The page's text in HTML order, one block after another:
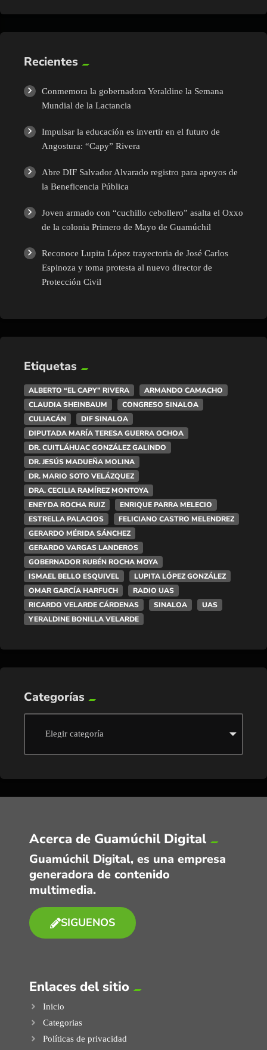
Recientes
Conmemora la gobernadora Yeraldine la Semana
Mundial de la Lactancia
Impulsar la educación es invertir en el futuro de
Angostura: “Capy” Rivera
Abre DIF Salvador Alvarado registro para apoyos de
la Beneficencia Pública
Joven armado con “cuchillo cebollero” asalta el Oxxo
de la colonia Primero de Mayo de Guamúchil
Reconoce Lupita López trayectoria de José Carlos
Espinoza y toma protesta al nuevo director de
Protección Civil
Etiquetas
ALBERTO “EL CAPY” RIVERA
ARMANDO CAMACHO
CLAUDIA SHEINBAUM
CONGRESO SINALOA
CULIACÁN
DIF SINALOA
DIPUTADA MARÍA TERESA GUERRA OCHOA
DR. CUITLÁHUAC GONZÁLEZ GALINDO
DR. JESÚS MADUEÑA MOLINA
DR. MARIO SOTO VELÁZQUEZ
DRA. CECILIA RAMÍREZ MONTOYA
ENEYDA ROCHA RUIZ
ENRIQUE PARRA MELECIO
ESTRELLA PALACIOS
FELICIANO CASTRO MELENDREZ
GERARDO MÉRIDA SÁNCHEZ
GERARDO VARGAS LANDEROS
GOBERNADOR RUBÉN ROCHA MOYA
ISMAEL BELLO ESQUIVEL
LUPITA LÓPEZ GONZÁLEZ
OMAR GARCÍA HARFUCH
RADIO UAS
RICARDO VELARDE CÁRDENAS
SINALOA
UAS
YERALDINE BONILLA VELARDE
Categorías
Acerca de Guamúchil Digital
Guamúchil Digital, es una empresa
generadora de contenido
multimedia.
SIGUENOS
Enlaces del sitio
Inicio
Categorias
Políticas de privacidad